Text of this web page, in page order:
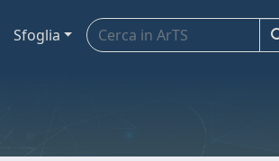
Sfoglia